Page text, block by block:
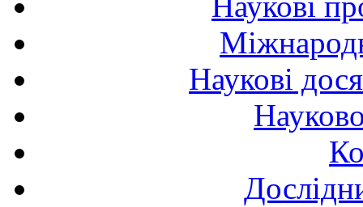
Наукові